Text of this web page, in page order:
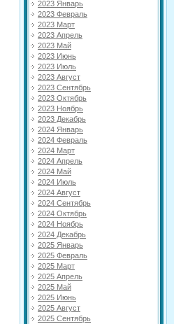
2023 Январь
2023 Февраль
2023 Март
2023 Апрель
2023 Май
2023 Июнь
2023 Июль
2023 Август
2023 Сентябрь
2023 Октябрь
2023 Ноябрь
2023 Декабрь
2024 Январь
2024 Февраль
2024 Март
2024 Апрель
2024 Май
2024 Июль
2024 Август
2024 Сентябрь
2024 Октябрь
2024 Ноябрь
2024 Декабрь
2025 Январь
2025 Февраль
2025 Март
2025 Апрель
2025 Май
2025 Июнь
2025 Август
2025 Сентябрь